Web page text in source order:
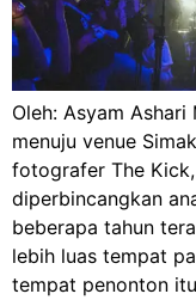
Oleh: Asyam
menuju venue
fotografer The
diperbincangkan
beberapa tahun
lebih luas tempat
tempat penonton